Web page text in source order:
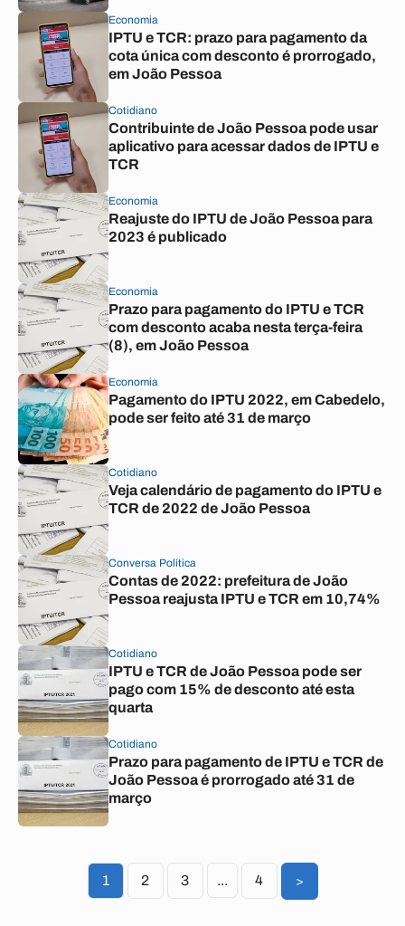
Economia
IPTU e TCR: prazo para pagamento da
cota única com desconto é prorrogado,
em João Pessoa
Cotidiano
Contribuinte de João Pessoa pode usar
aplicativo para acessar dados de IPTU e
TCR
Economia
Reajuste do IPTU de João Pessoa para
2023 é publicado
Economia
Prazo para pagamento do IPTU e TCR
com desconto acaba nesta terça-feira
(8), em João Pessoa
Economia
Pagamento do IPTU 2022, em Cabedelo,
pode ser feito até 31 de março
Cotidiano
Veja calendário de pagamento do IPTU e
TCR de 2022 de João Pessoa
Conversa Política
Contas de 2022: prefeitura de João
Pessoa reajusta IPTU e TCR em 10,74%
Cotidiano
IPTU e TCR de João Pessoa pode ser
pago com 15% de desconto até esta
quarta
Cotidiano
Prazo para pagamento de IPTU e TCR de
João Pessoa é prorrogado até 31 de
março
1 2 3 ... 4 >